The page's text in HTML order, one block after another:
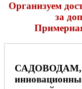
Организуем
за
САДОВОДАМ,